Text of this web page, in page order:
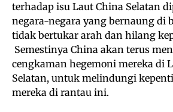
terhadap isu Laut China Selatan
negara-negara yang bernaung di
tidak bertukar arah dan hilang
Semestinya China akan terus
cengkaman hegemoni mereka di
Selatan, untuk melindungi
mereka di rantau ini.